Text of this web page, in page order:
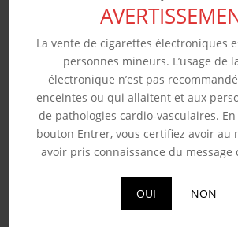
La vente de cigarettes électroniques
personnes mineurs. L’usage de
électronique n’est pas
enceintes ou qui allaitent et aux
de pathologies cardio-vasculaires.
bouton Entrer, vous certifiez avoir au
avoir pris connaissance du message
OUI NON